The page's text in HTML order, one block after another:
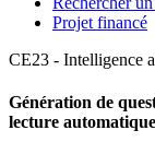
Projet financé
CE23 - Intelligence
Génération de
lecture